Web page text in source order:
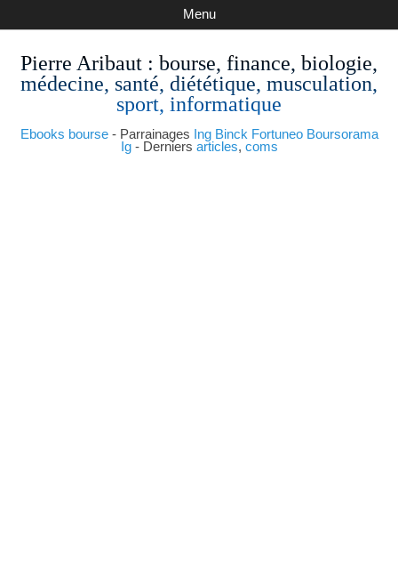
Pierre Aribaut : bourse, finance, biologie,
médecine, santé, diététique, musculation,
sport, informatique
Ebooks bourse- Parrainages Ing Binck Fortuneo Boursorama
Ig- Derniers articles, coms
Menu